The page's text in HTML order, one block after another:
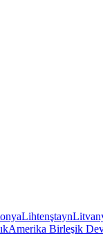
Lihtenştayn
Amerika Birleşik